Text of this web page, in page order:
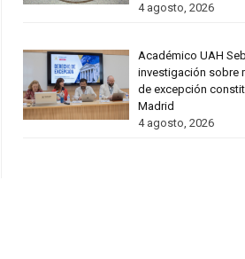
4 agosto, 2026
Académico UAH
investigación sobre
de excepción
Madrid
4 agosto, 2026